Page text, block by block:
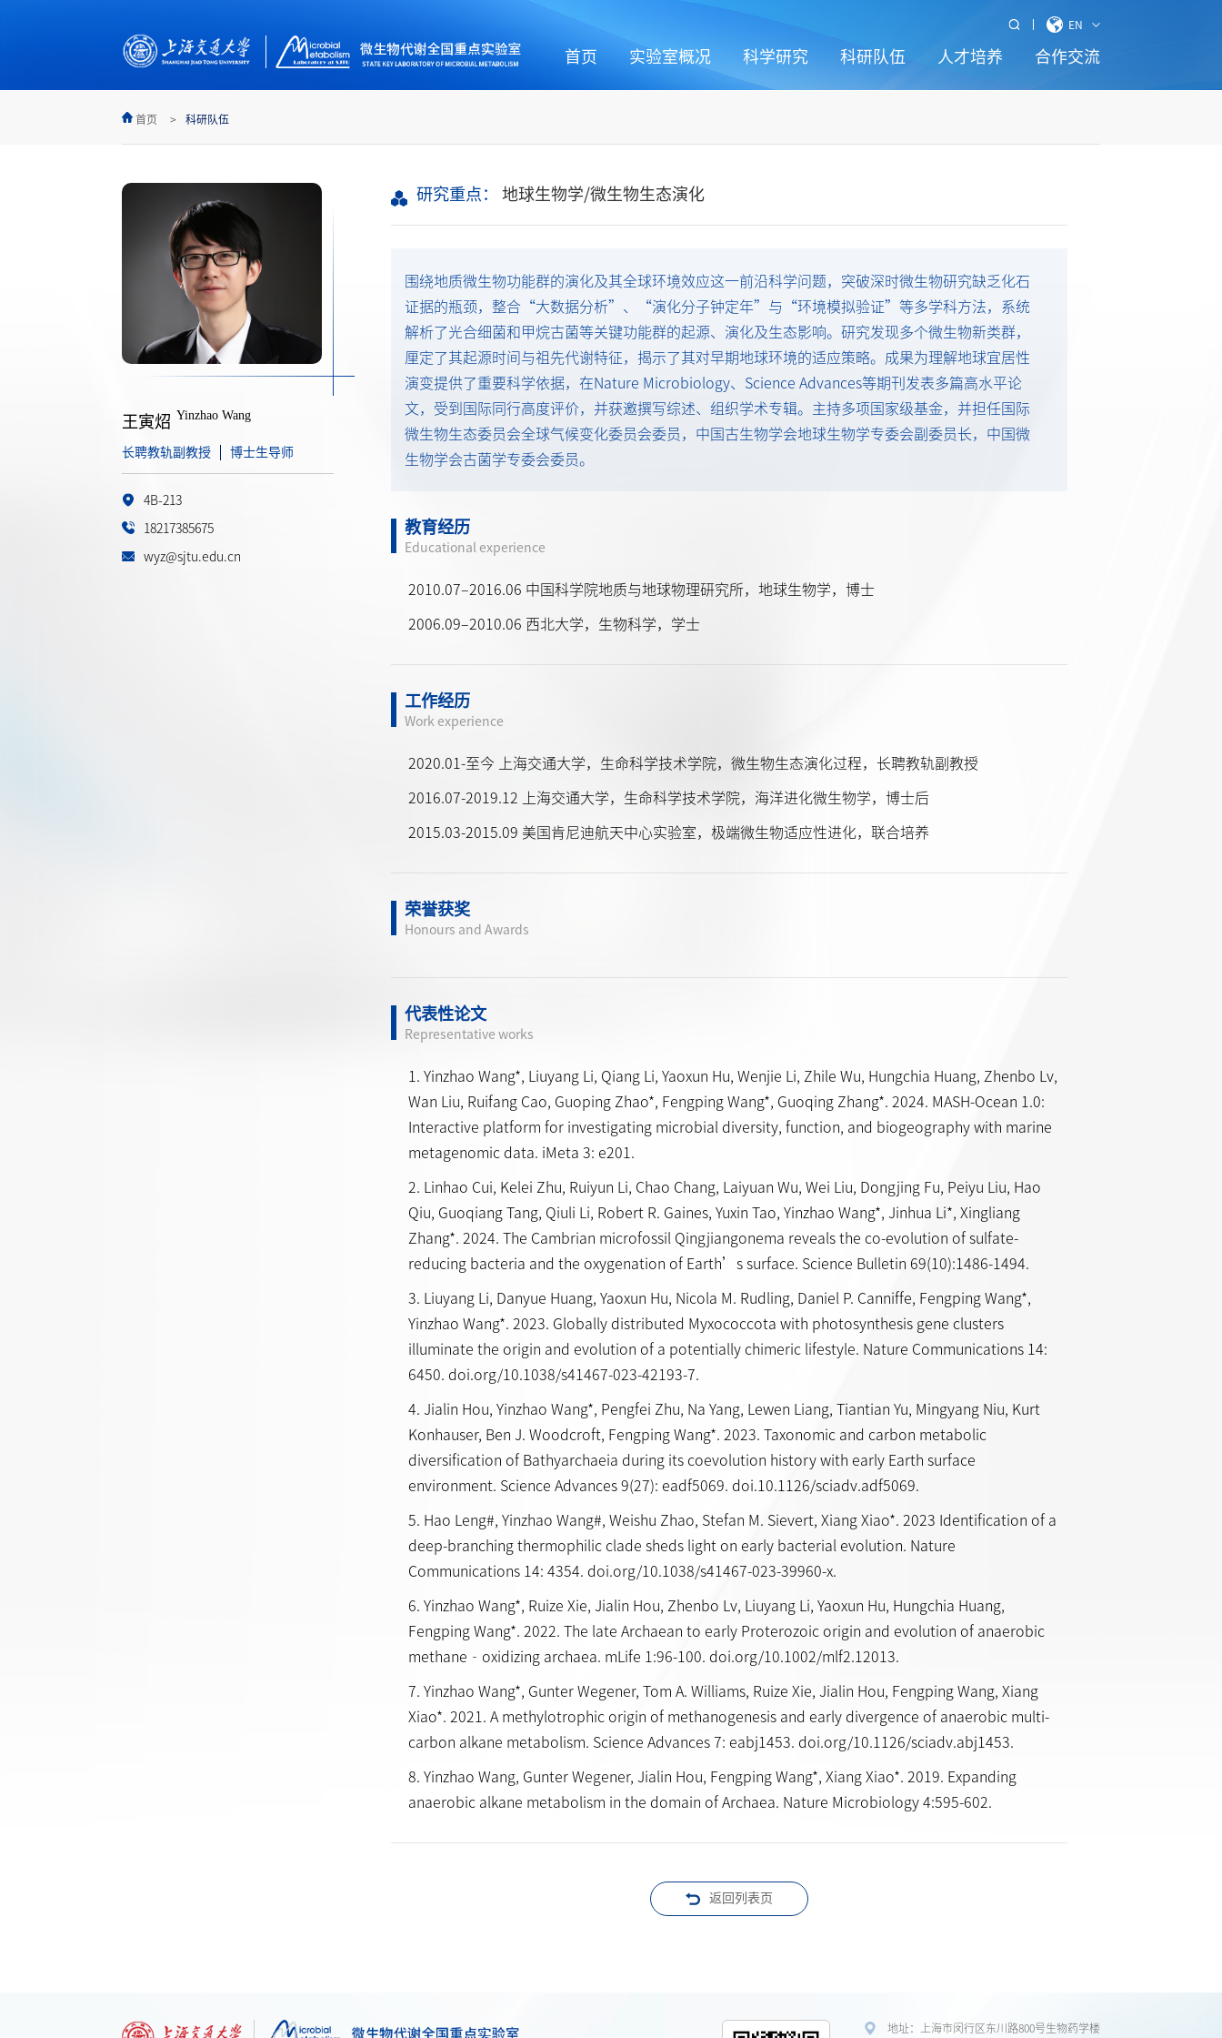
EN
首页 实验室概况 科学研究 科研队伍 人才培养 合作交流
首页 科研队伍
王寅炤 Yinzhao Wang
长聘教轨副教授 博士生导师
4B-213
18217385675
wyz@sjtu.edu.cn
研究重点：地球生物学/微生物生态演化
围绕地质微生物功能群的演化及其全球环境效应这一前沿科学问题，突破深时微生物研究缺乏化石
证据的瓶颈，整合“大数据分析”、“演化分子钟定年”与“环境模拟验证”等多学科方法，系统
解析了光合细菌和甲烷古菌等关键功能群的起源、演化及生态影响。研究发现多个微生物新类群，
厘定了其起源时间与祖先代谢特征，揭示了其对早期地球环境的适应策略。成果为理解地球宜居性
演变提供了重要科学依据，在Nature Microbiology、Science Advances等期刊发表多篇高水平论
文，受到国际同行高度评价，并获邀撰写综述、组织学术专辑。主持多项国家级基金，并担任国际
微生物生态委员会全球气候变化委员会委员，中国古生物学会地球生物学专委会副委员长，中国微
生物学会古菌学专委会委员。
教育经历
Educational experience
2010.07–2016.06 中国科学院地质与地球物理研究所，地球生物学，博士
2006.09–2010.06 西北大学，生物科学，学士
工作经历
Work experience
2020.01-至今 上海交通大学，生命科学技术学院，微生物生态演化过程，长聘教轨副教授
2016.07-2019.12 上海交通大学，生命科学技术学院，海洋进化微生物学，博士后
2015.03-2015.09 美国肯尼迪航天中心实验室，极端微生物适应性进化，联合培养
荣誉获奖
Honours and Awards
代表性论文
Representative works
1. Yinzhao Wang*, Liuyang Li, Qiang Li, Yaoxun Hu, Wenjie Li, Zhile Wu, Hungchia Huang, Zhenbo Lv,
Wan Liu, Ruifang Cao, Guoping Zhao*, Fengping Wang*, Guoqing Zhang*. 2024. MASH-Ocean 1.0:
Interactive platform for investigating microbial diversity, function, and biogeography with marine
metagenomic data. iMeta 3: e201.
2. Linhao Cui, Kelei Zhu, Ruiyun Li, Chao Chang, Laiyuan Wu, Wei Liu, Dongjing Fu, Peiyu Liu, Hao
Qiu, Guoqiang Tang, Qiuli Li, Robert R. Gaines, Yuxin Tao, Yinzhao Wang*, Jinhua Li*, Xingliang
Zhang*. 2024. The Cambrian microfossil Qingjiangonema reveals the co-evolution of sulfate-
reducing bacteria and the oxygenation of Earth’s surface. Science Bulletin 69(10):1486-1494.
3. Liuyang Li, Danyue Huang, Yaoxun Hu, Nicola M. Rudling, Daniel P. Canniffe, Fengping Wang*,
Yinzhao Wang*. 2023. Globally distributed Myxococcota with photosynthesis gene clusters
illuminate the origin and evolution of a potentially chimeric lifestyle. Nature Communications 14:
6450. doi.org/10.1038/s41467-023-42193-7.
4. Jialin Hou, Yinzhao Wang*, Pengfei Zhu, Na Yang, Lewen Liang, Tiantian Yu, Mingyang Niu, Kurt
Konhauser, Ben J. Woodcroft, Fengping Wang*. 2023. Taxonomic and carbon metabolic
diversification of Bathyarchaeia during its coevolution history with early Earth surface
environment. Science Advances 9(27): eadf5069. doi.10.1126/sciadv.adf5069.
5. Hao Leng#, Yinzhao Wang#, Weishu Zhao, Stefan M. Sievert, Xiang Xiao*. 2023 Identification of a
deep-branching thermophilic clade sheds light on early bacterial evolution. Nature
Communications 14: 4354. doi.org/10.1038/s41467-023-39960-x.
6. Yinzhao Wang*, Ruize Xie, Jialin Hou, Zhenbo Lv, Liuyang Li, Yaoxun Hu, Hungchia Huang,
Fengping Wang*. 2022. The late Archaean to early Proterozoic origin and evolution of anaerobic
methane‐oxidizing archaea. mLife 1:96-100. doi.org/10.1002/mlf2.12013.
7. Yinzhao Wang*, Gunter Wegener, Tom A. Williams, Ruize Xie, Jialin Hou, Fengping Wang, Xiang
Xiao*. 2021. A methylotrophic origin of methanogenesis and early divergence of anaerobic multi-
carbon alkane metabolism. Science Advances 7: eabj1453. doi.org/10.1126/sciadv.abj1453.
8. Yinzhao Wang, Gunter Wegener, Jialin Hou, Fengping Wang*, Xiang Xiao*. 2019. Expanding
anaerobic alkane metabolism in the domain of Archaea. Nature Microbiology 4:595-602.
返回列表页
地址：上海市闵行区东川路800号生物药学楼